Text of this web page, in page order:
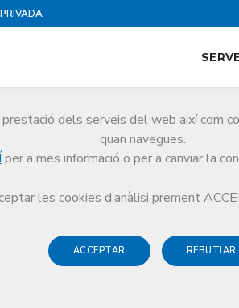
dels serveis del web així com
quan navegues.
per a mes informació o per a canviar la
les cookies d’anàlisi prement
ACCEPTAR REBUTJAR